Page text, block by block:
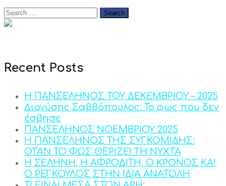
Recent Posts
Η ΠΑΝΣΕΛΗΝΟΣ ΤΟΥ ΔΕΚΕΜΒΡΙΟΥ – 2025
Διονύσης Σαββόπουλος: Το φως που δεν
έσβησε
ΠΑΝΣΕΛΗΝΟΣ ΝΟΕΜΒΡΙΟΥ 2025
Η ΠΑΝΣΕΛΗΝΟΣ ΤΗΣ ΣΥΓΚΟΜΙΔΗΣ:
ΟΤΑΝ ΤΟ ΦΩΣ ΘΕΡΙΖΕΙ ΤΗ ΝΥΧΤΑ
Η ΣΕΛΗΝΗ, Η ΑΦΡΟΔΙΤΗ, Ο ΚΡΟΝΟΣ ΚΑΙ
Ο ΡΕΓΚΟΥΛΟΣ ΣΤΗΝ ΙΔΙΑ ΑΝΑΤΟΛΗ